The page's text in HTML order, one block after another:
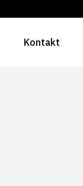
Kontakt